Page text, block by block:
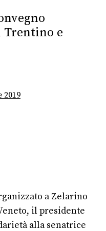
Trentino e
2019
a Zelarino
il presidente
alla senatrice